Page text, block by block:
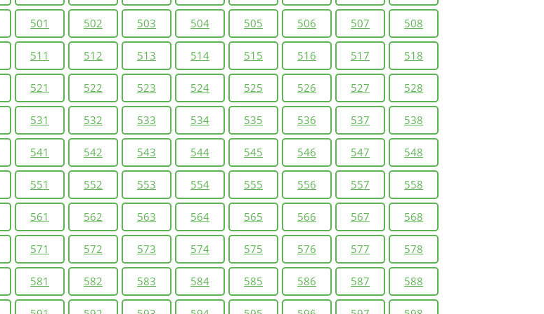
501 502 503 504 505 506 507 508
511 512 513 514 515 516 517 518
521 522 523 524 525 526 527 528
531 532 533 534 535 536 537 538
541 542 543 544 545 546 547 548
551 552 553 554 555 556 557 558
561 562 563 564 565 566 567 568
571 572 573 574 575 576 577 578
581 582 583 584 585 586 587 588